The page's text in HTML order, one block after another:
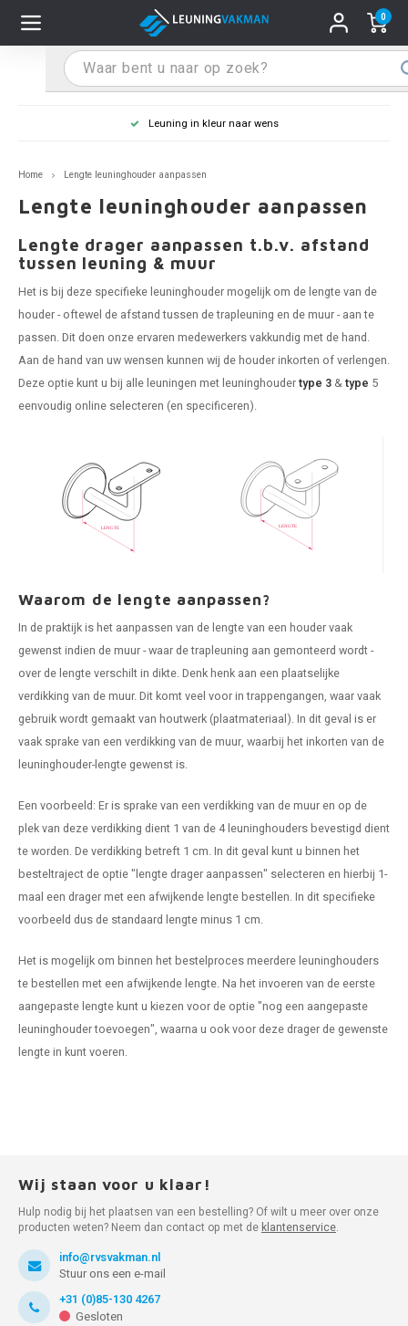
Hoofdmenu / Trapleuning
Trapleuning
trapleuning
trapleuning
trapleuning
trapleuning
in andere RAL kleur
trapleuning
trapleuning
leuningen
Hoofdmenu /
leuninghouders
leuninghouders
leuninghouders
in andere RAL kleur
leuninghouders
Extra
schoonmaken
(aan trapleuning)
eindkappen
bochten & koppelingen
flenzen
& draadtap
balustrade
Hoofdmenu / Tips & Tricks
Tips & Tricks
monteren
0
Leuning in kleur naar wens
Home Lengte leuninghouder aanpassen
Lengte leuninghouder aanpassen
Lengte drager aanpassen t.b.v. afstand
tussen leuning & muur
Het is bij deze specifieke leuninghouder mogelijk om de lengte van de
houder - oftewel de afstand tussen de trapleuning en de muur - aan te
passen. Dit doen onze ervaren medewerkers vakkundig met de hand.
Aan de hand van uw wensen kunnen wij de houder inkorten of verlengen.
Deze optie kunt u bij alle leuningen met leuninghoudertype 3 & type 5
eenvoudig online selecteren (en specificeren).
Waarom de lengte aanpassen?
In de praktijk is het aanpassen van de lengte van een houder vaak
gewenst indien de muur - waar de trapleuning aan gemonteerd wordt -
over de lengte verschilt in dikte. Denk henk aan een plaatselijke
verdikking van de muur. Dit komt veel voor in trappengangen, waar vaak
gebruik wordt gemaakt van houtwerk (plaatmateriaal). In dit geval is er
vaak sprake van een verdikking van de muur, waarbij het inkorten van de
leuninghouder-lengte gewenst is.
Een voorbeeld: Er is sprake van een verdikking van de muur en op de
plek van deze verdikking dient 1 van de 4 leuninghouders bevestigd dient
te worden. De verdikking betreft 1 cm. In dit geval kunt u binnen het
besteltraject de optie "lengte drager aanpassen" selecteren en hierbij 1-
maal een drager met een afwijkende lengte bestellen. In dit specifieke
voorbeeld dus de standaard lengte minus 1 cm.
Het is mogelijk om binnen het bestelproces meerdere leuninghouders
te bestellen met een afwijkende lengte. Na het invoeren van de eerste
aangepaste lengte kunt u kiezen voor de optie "nog een aangepaste
leuninghouder toevoegen", waarna u ook voor deze drager de gewenste
lengte in kunt voeren.
Wij staan voor u klaar!
Hulp nodig bij het plaatsen van een bestelling? Of wilt u meer over onze
producten weten? Neem dan contact op met de klantenservice.
info@rvsvakman.nl
Stuur ons een e-mail
+31 (0)85-130 4267
Gesloten